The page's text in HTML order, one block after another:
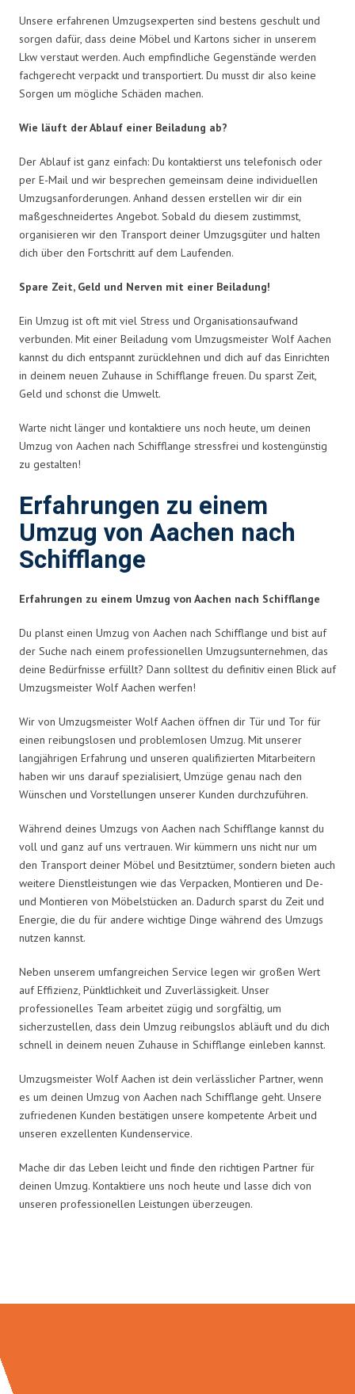
Unsere erfahrenen Umzugsexperten sind bestens geschult und
sorgen dafür, dass deine Möbel und Kartons sicher in unserem
Lkw verstaut werden. Auch empfindliche Gegenstände werden
fachgerecht verpackt und transportiert. Du musst dir also keine
Sorgen um mögliche Schäden machen.
Wie läuft der Ablauf einer Beiladung ab?
Der Ablauf ist ganz einfach: Du kontaktierst uns telefonisch oder
per E-Mail und wir besprechen gemeinsam deine individuellen
Umzugsanforderungen. Anhand dessen erstellen wir dir ein
maßgeschneidertes Angebot. Sobald du diesem zustimmst,
organisieren wir den Transport deiner Umzugsgüter und halten
dich über den Fortschritt auf dem Laufenden.
Spare Zeit, Geld und Nerven mit einer Beiladung!
Ein Umzug ist oft mit viel Stress und Organisationsaufwand
verbunden. Mit einer Beiladung vom Umzugsmeister Wolf Aachen
kannst du dich entspannt zurücklehnen und dich auf das Einrichten
in deinem neuen Zuhause in Schifflange freuen. Du sparst Zeit,
Geld und schonst die Umwelt.
Warte nicht länger und kontaktiere uns noch heute, um deinen
Umzug von Aachen nach Schifflange stressfrei und kostengünstig
zu gestalten!
Erfahrungen zu einem
Umzug von Aachen nach
Schifflange
Erfahrungen zu einem Umzug von Aachen nach Schifflange
Du planst einen Umzug von Aachen nach Schifflange und bist auf
der Suche nach einem professionellen Umzugsunternehmen, das
deine Bedürfnisse erfüllt? Dann solltest du definitiv einen Blick auf
Umzugsmeister Wolf Aachen werfen!
Wir von Umzugsmeister Wolf Aachen öffnen dir Tür und Tor für
einen reibungslosen und problemlosen Umzug. Mit unserer
langjährigen Erfahrung und unseren qualifizierten Mitarbeitern
haben wir uns darauf spezialisiert, Umzüge genau nach den
Wünschen und Vorstellungen unserer Kunden durchzuführen.
Während deines Umzugs von Aachen nach Schifflange kannst du
voll und ganz auf uns vertrauen. Wir kümmern uns nicht nur um
den Transport deiner Möbel und Besitztümer, sondern bieten auch
weitere Dienstleistungen wie das Verpacken, Montieren und De-
und Montieren von Möbelstücken an. Dadurch sparst du Zeit und
Energie, die du für andere wichtige Dinge während des Umzugs
nutzen kannst.
Neben unserem umfangreichen Service legen wir großen Wert
auf Effizienz, Pünktlichkeit und Zuverlässigkeit. Unser
professionelles Team arbeitet zügig und sorgfältig, um
sicherzustellen, dass dein Umzug reibungslos abläuft und du dich
schnell in deinem neuen Zuhause in Schifflange einleben kannst.
Umzugsmeister Wolf Aachen ist dein verlässlicher Partner, wenn
es um deinen Umzug von Aachen nach Schifflange geht. Unsere
zufriedenen Kunden bestätigen unsere kompetente Arbeit und
unseren exzellenten Kundenservice.
Mache dir das Leben leicht und finde den richtigen Partner für
deinen Umzug. Kontaktiere uns noch heute und lasse dich von
unseren professionellen Leistungen überzeugen.